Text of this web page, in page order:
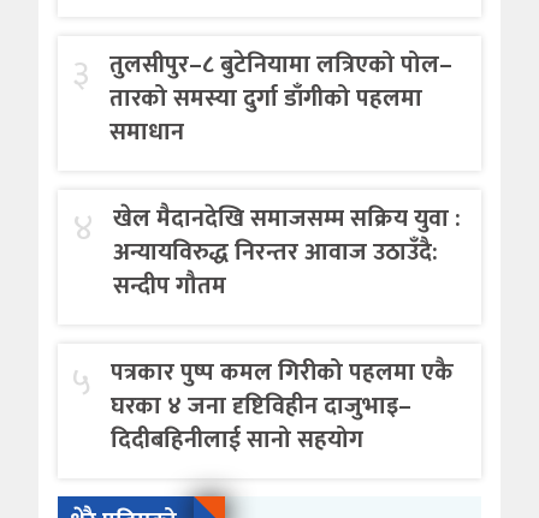
३ तुलसीपुर–८ बुटेनियामा लत्रिएको पोल–
तारको समस्या दुर्गा डाँगीको पहलमा
समाधान
४ खेल मैदानदेखि समाजसम्म सक्रिय युवा :
अन्यायविरुद्ध निरन्तर आवाज उठाउँदै:
सन्दीप गौतम
५ पत्रकार पुष्प कमल गिरीको पहलमा एकै
घरका ४ जना दृष्टिविहीन दाजुभाइ–
दिदीबहिनीलाई सानो सहयोग